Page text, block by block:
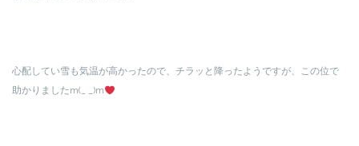
心配してい雪も気温が高かったので、チラッと降ったようですが、この位で
助かりましたm(_ _)m